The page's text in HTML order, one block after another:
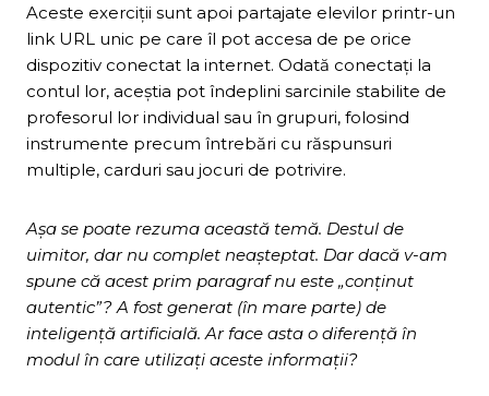
Aceste exerciții sunt apoi partajate elevilor printr-un
link URL unic pe care îl pot accesa de pe orice
dispozitiv conectat la internet. Odată conectați la
contul lor, aceștia pot îndeplini sarcinile stabilite de
profesorul lor individual sau în grupuri, folosind
instrumente precum întrebări cu răspunsuri
multiple, carduri sau jocuri de potrivire.
Așa se poate rezuma această temă. Destul de
uimitor, dar nu complet neașteptat. Dar dacă v-am
spune că acest prim paragraf nu este „conținut
autentic”? A fost generat (în mare parte) de
inteligență artificială. Ar face asta o diferență în
modul în care utilizați aceste informații?